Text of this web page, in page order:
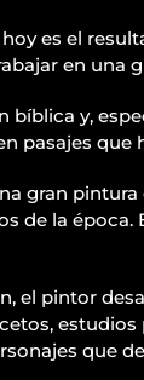
es el
en una
bíblica y,
pasajes
gran
de la
el pintor
que